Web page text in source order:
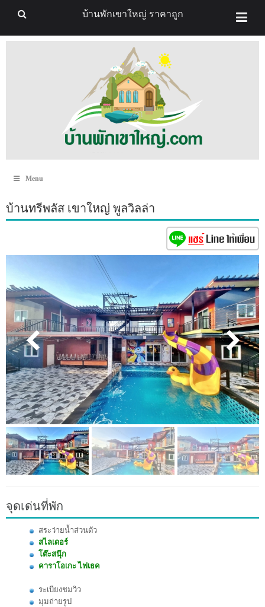
Menu
บ้านทรีพลัส เขาใหญ่ พูลวิลล่า
จุดเด่นที่พัก
สระว่ายน้ำส่วนตัว
สไลเดอร์
โต๊ะสนุ๊ก
คาราโอเกะ ไฟเธค
ระเบียงชมวิว
มุมถ่ายรูป
บ้านพักเขาใหญ่ ราคาถูก